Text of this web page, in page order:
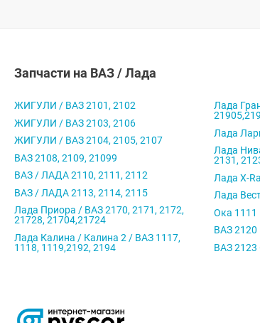
Запчасти на ВАЗ / Лада
ЖИГУЛИ / ВАЗ 2101, 2102
ЖИГУЛИ / ВАЗ 2103, 2106
ЖИГУЛИ / ВАЗ 2104, 2105, 2107
ВАЗ 2108, 2109, 21099
ВАЗ / ЛАДА 2110, 2111, 2112
ВАЗ / ЛАДА 2113, 2114, 2115
Лада Приора / ВАЗ 2170, 2171, 2172,
21728, 21704,21724
Лада Калина / Калина 2 / ВАЗ 1117,
1118, 1119,2192, 2194
Лада
Лада
Лада
2131,
Лада X-
Лада
Ока 1111
ВАЗ 2120
ВАЗ 2123